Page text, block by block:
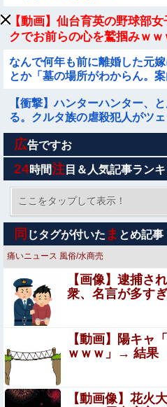
【動画】仙台育英の野球部
クでお前らの心を鷲掴みｗｗ
なんで何年も前に離婚した元
とか「墓の場所がわからん。
【衝撃】ハンターハンター、
る。クルタ族の虐殺犯人がツ
岡田斗司夫「人間の本音とし
なる。この責任をどうとるん
【悲報】人気配信者「はっき
んとーーーーーーーーにおも
【動画】 クソガキロケット、
止まれたな
【有能】政府「トラックはサ
ばサボらず走るし流問題解決
【画像】 「マスク美人さん、
流行りだした結果がこちらw w
【悲報】Amazon、デザイン改
【速報】熊本イオンモール
広告ですお
24時間注 目＆人気記事ラン
ここをタップして表示！
同 じタグが付いた ま とめ記事
痛いニュース 風俗/水商売
【画像】逮捕さ
衆、名言が多す
【動画】陽キャ
ｗｗｗ」→ 結果
【動画像】花火